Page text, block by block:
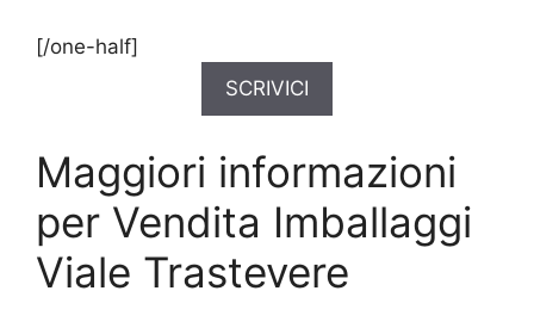
[/one-half]
SCRIVICI
Maggiori informazioni
per Vendita Imballaggi
Viale Trastevere